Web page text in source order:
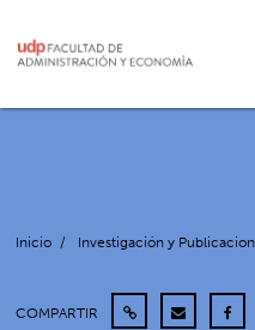
Inicio / Investigación y
COMPARTIR